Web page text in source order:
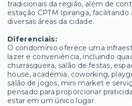
tradicionais da região, além de
estação CPTM Ipiranga, facilitando
diversas áreas da cidade.
Diferenciais:
O condomínio oferece uma
lazer e conveniência, incluindo
churrasqueira, salão de festas,
house, academia, coworking,
salão de jogos, mini market e
pensado para proporcionar
estar em um único lugar.